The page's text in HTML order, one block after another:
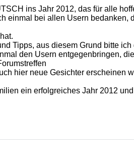
ins Jahr 2012, das für alle
einmal bei allen Usern
Tipps, aus diesem Grund bitte
den Usern entgegenbringen,
hier neue Gesichter erscheinen
ein erfolgreiches Jahr 2012